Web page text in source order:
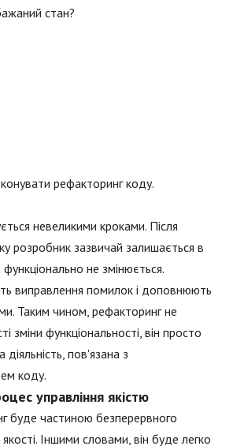
стан?
рефакторинг коду.
невеликими кроками. Після
розробник зазвичай залишається в
функціонально не змінюється.
виправлення помилок і доповнюють
Таким чином, рефакторинг не
зміни функціональності, він просто
пов'язана з
коду.
управління якістю
буде частиною безперервного
Іншими словами, він буде легко